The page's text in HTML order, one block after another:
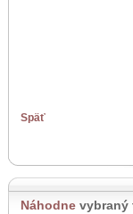
Späť
Náhodne vybraný